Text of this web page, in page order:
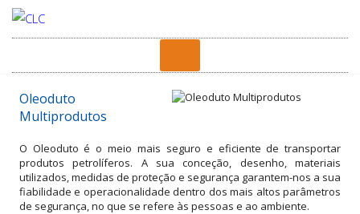
Oleoduto
Multiprodutos
O Oleoduto é o meio mais seguro e eficiente de transportar
produtos petrolíferos. A sua conceção, desenho, materiais
utilizados, medidas de proteção e segurança garantem-nos a sua
fiabilidade e operacionalidade dentro dos mais altos parâmetros
de segurança, no que se refere às pessoas e ao ambiente.